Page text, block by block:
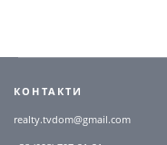
КОНТАКТИ
realty.tvdom@gmail.com